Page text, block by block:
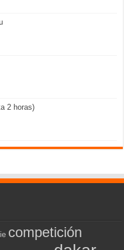
2 horas)
competición